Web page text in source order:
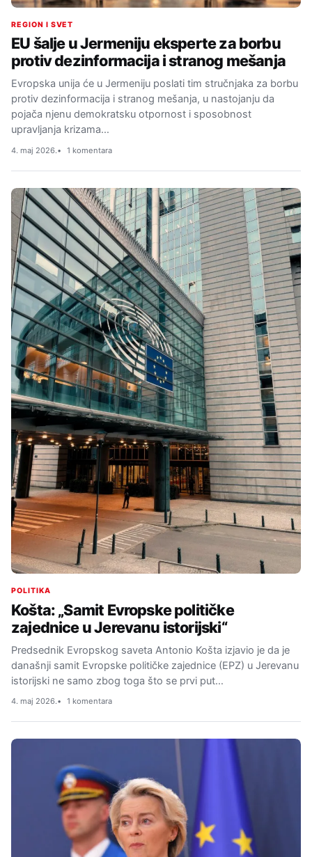
REGION I SVET
EU šalje u Jermeniju eksperte za borbu
protiv dezinformacija i stranog mešanja
Evropska unija će u Jermeniju poslati tim stručnjaka za borbu
protiv dezinformacija i stranog mešanja, u nastojanju da
pojača njenu demokratsku otpornost i sposobnost
upravljanja krizama…
4. maj 2026. 1 komentara
POLITIKA
Košta: „Samit Evropske političke
zajednice u Jerevanu istorijski“
Predsednik Evropskog saveta Antonio Košta izjavio je da je
današnji samit Evropske političke zajednice (EPZ) u Jerevanu
istorijski ne samo zbog toga što se prvi put…
4. maj 2026. 1 komentara